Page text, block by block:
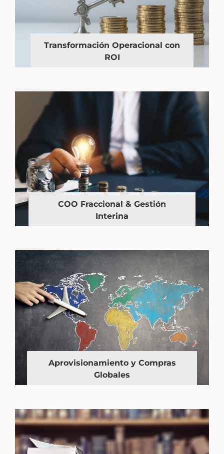
Transformación Operacional con
ROI
COO Fraccional & Gestión
Interina
Aprovisionamiento y Compras
Globales